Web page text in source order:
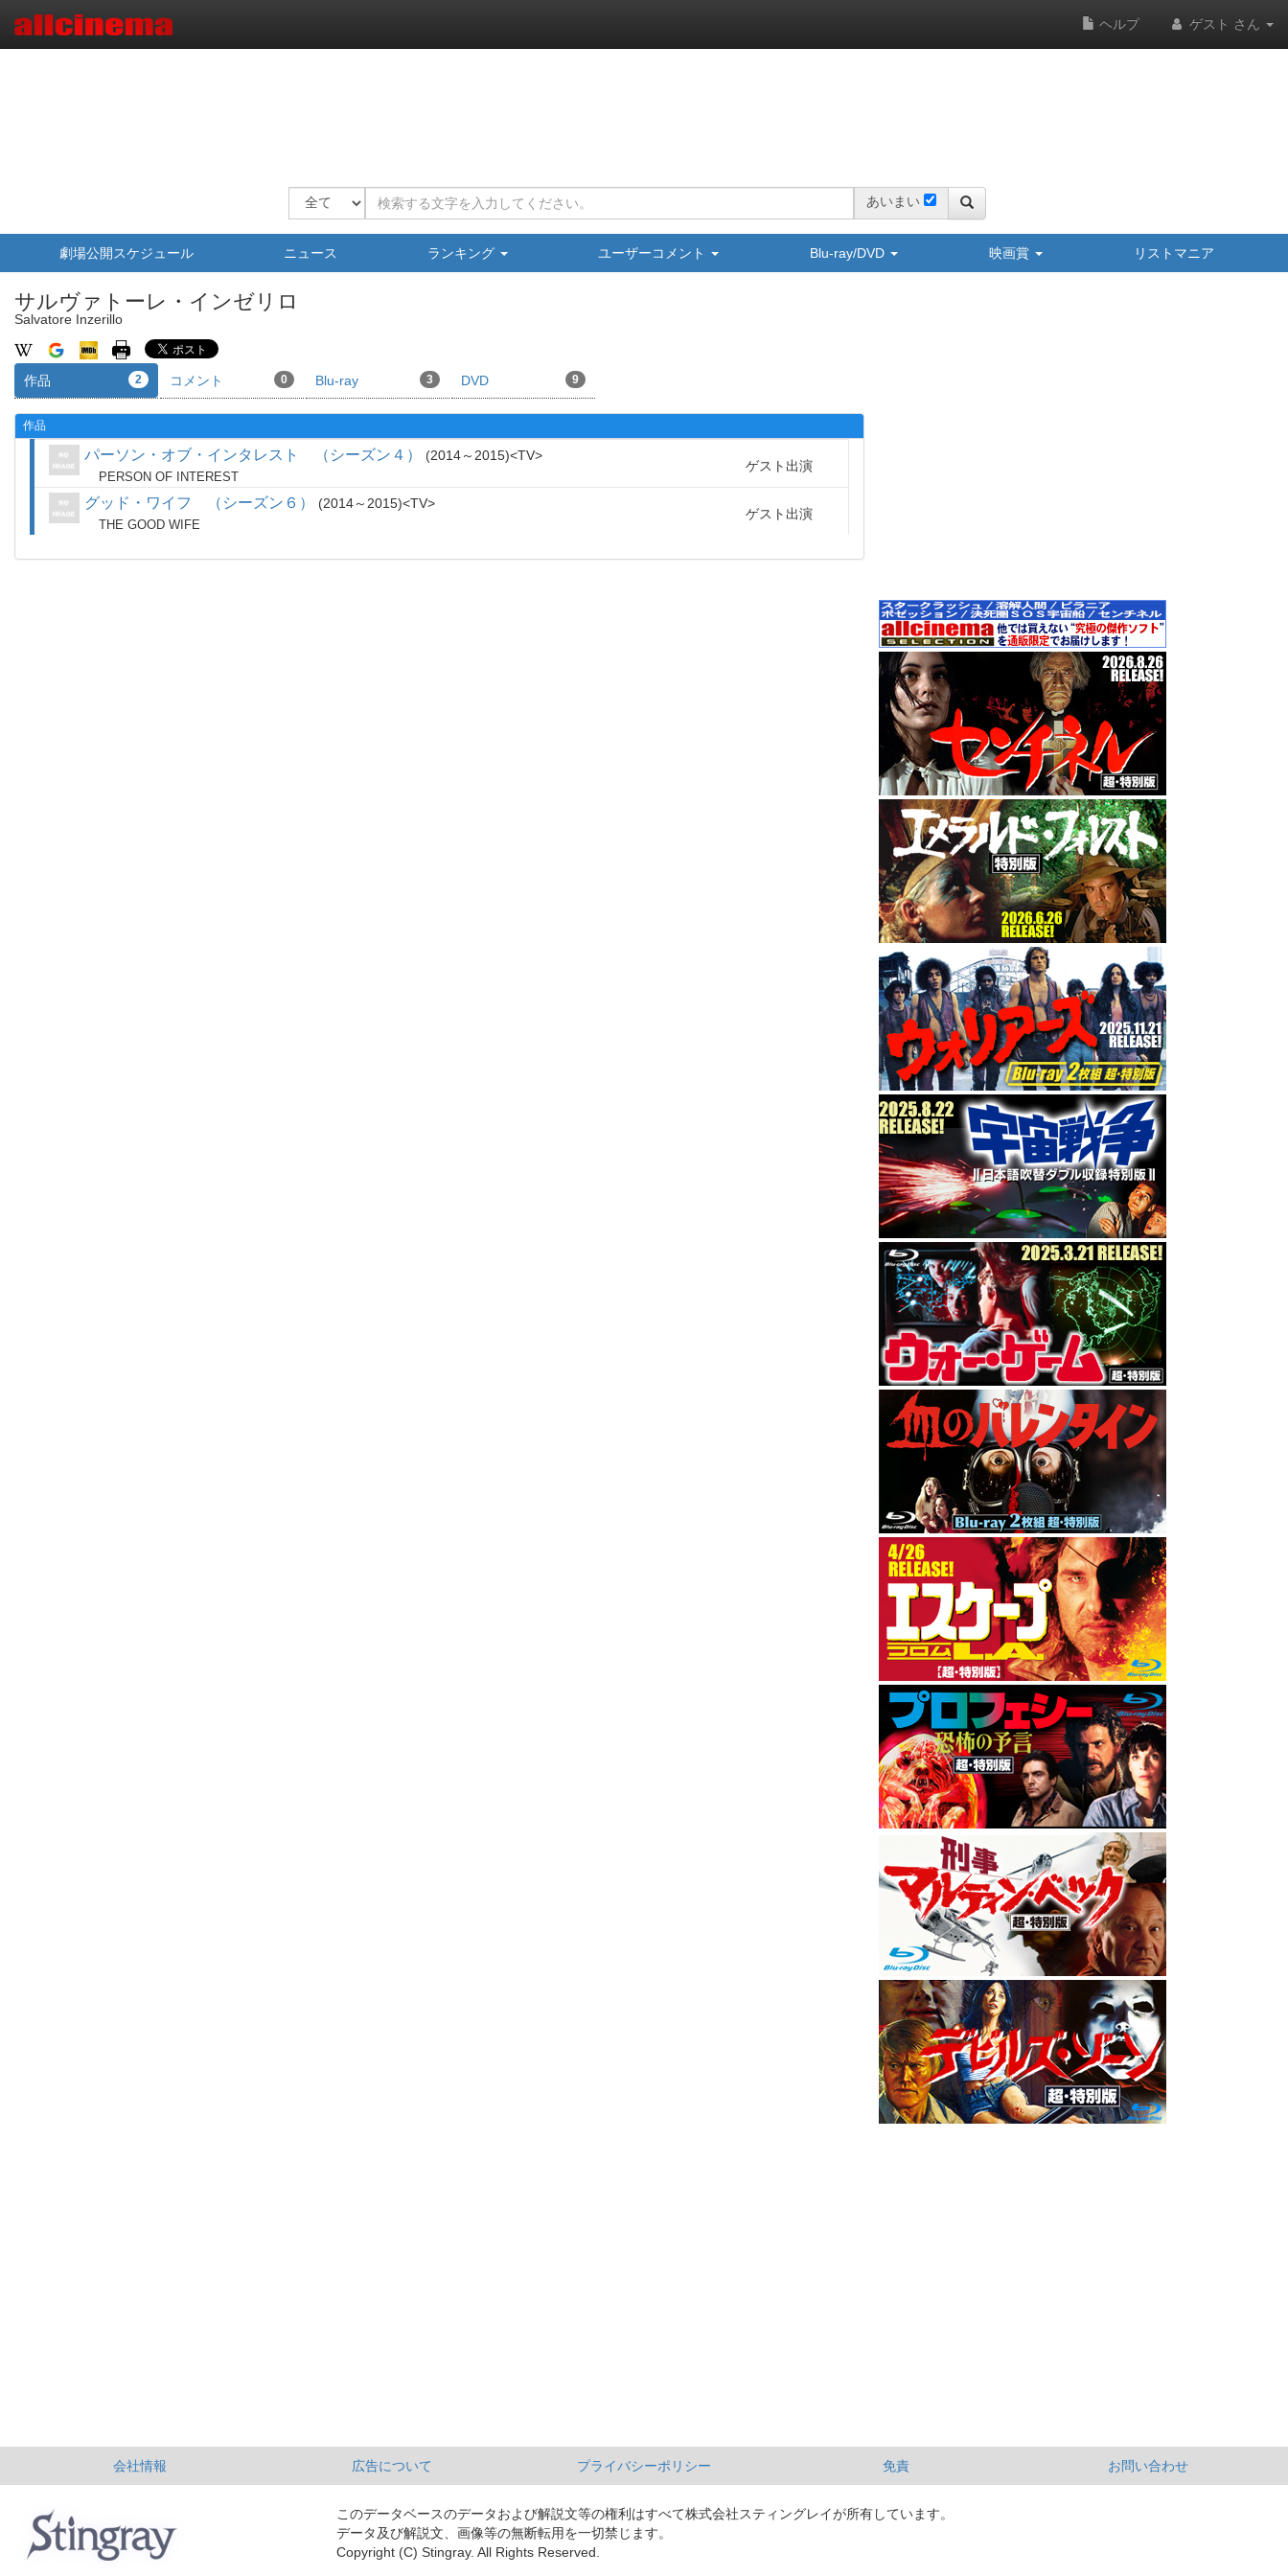
ヘルプ ゲスト さん
あいまい
劇場公開スケジュール ニュース ランキング ユーザーコメント Blu-ray/DVD 映画賞 リストマニア
サルヴァトーレ・インゼリロ
Salvatore Inzerillo
作品 2 コメント 0 Blu-ray 3 DVD 9
作品
パーソン・オブ・インタレスト （シーズン４） 2014～2015 TV
PERSON OF INTEREST
ゲスト出演
グッド・ワイフ （シーズン６） 2014～2015 TV
THE GOOD WIFE
ゲスト出演
会社情報 広告について プライバシーポリシー 免責 お問い合わせ
このデータベースのデータおよび解説文等の権利はすべて株式会社スティングレイが所有しています。
データ及び解説文、画像等の無断転用を一切禁じます。
Copyright (C) Stingray. All Rights Reserved.